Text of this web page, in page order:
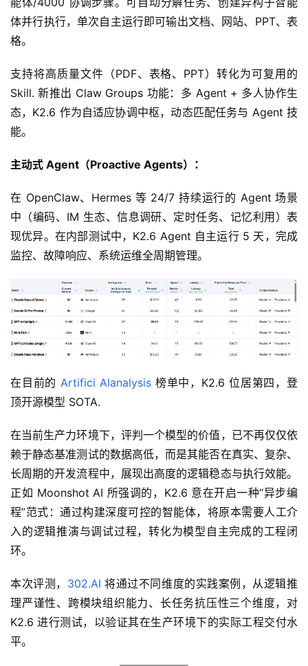
体并行执行，单次自主运行即可输出文档、网站、PPT、表
格。
支持将高质量文件（PDF、表格、PPT）转化为可复用的
Skill. 新推出 Claw Groups 功能：多 Agent + 多人协作生
态，K2.6 作为自适应协调中枢，动态匹配任务与 Agent 技
能。
主动式 Agent（Proactive Agents）：
在 OpenClaw、Hermes 等 24/7 持续运行的 Agent 场景
中（编码、IM 生态、信息调研、定时任务、记忆利用）表
现优异。在内部测试中，K2.6 Agent 自主运行 5 天，完成
监控、故障响应、系统运维全周期管理。
在目前的 Artifici Alanalysis 榜单中，K2.6 位居第四，登
顶开源模型 SOTA.
在当前生产力环境下，评判一个模型的价值，已不再仅仅依
赖于静态基准测试的数据高低，而是其能否在真实、复杂、
长周期的开发流程中，展现出高度的逻辑稳态与执行效能。
正如 Moonshot AI 所强调的，K2.6 意在开启一种“异步编
程”范式：通过构建深度可控的智能体，将原本需要人工介
入的逻辑推演与调试过程，转化为模型自主完成的工程闭
环。
本次评测， 302.AI 将通过不同维度的实践案例，从逻辑推
理严谨性、跨模块组织能力、长任务抗压性三个维度，对
K2.6 进行测试，以验证其在生产环境下的实际工程交付水
平。